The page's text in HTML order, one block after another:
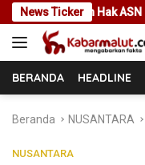
Langsung
ke
konten
News Ticker
ASN Cegah
BERANDA HEADLINE
Beranda NUSANTARA
NUSANTARA